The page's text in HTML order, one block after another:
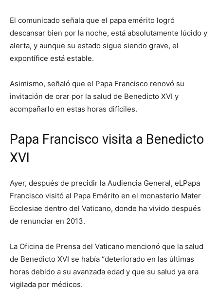
El comunicado señala que el papa emérito logró
descansar bien por la noche, está absolutamente lúcido y
alerta, y aunque su estado sigue siendo grave, el
expontífice está estable.
Asimismo, señaló que el Papa Francisco renovó su
invitación de orar por la salud de Benedicto XVI y
acompañarlo en estas horas difíciles.
Papa Francisco visita a Benedicto
XVI
Ayer, después de precidir la Audiencia General, eLPapa
Francisco visitó al Papa Emérito en el monasterio Mater
Ecclesiae dentro del Vaticano, donde ha vivido después
de renunciar en 2013.
La Oficina de Prensa del Vaticano mencionó que la salud
de Benedicto XVI se había “deteriorado en las últimas
horas debido a su avanzada edad y que su salud ya era
vigilada por médicos.